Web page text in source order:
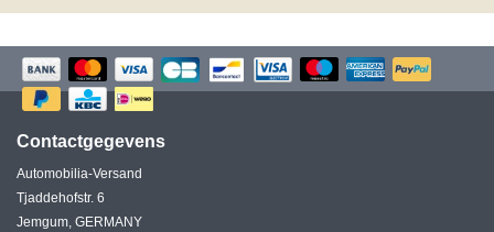
Contactgegevens
Automobilia-Versand
Tjaddehofstr. 6
Jemgum, GERMANY